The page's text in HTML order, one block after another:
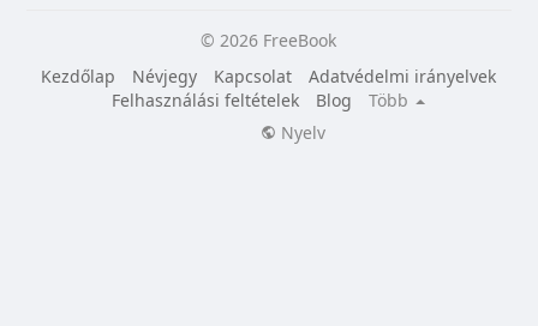
© 2026 FreeBook
Kezdőlap
Névjegy Kapcsolat
Adatvédelmi irányelvek
Felhasználási feltételek
Blog
Több
Nyelv